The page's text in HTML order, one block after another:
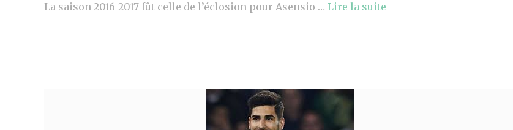
La saison 2016-2017 fût celle de l’éclosion pour Asensio … Lire la suite